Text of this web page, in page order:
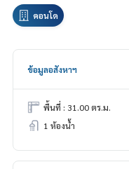
คอนโด
ข้อมูลอสังหาฯ
พื้นที่ : 31.00 ตร.ม.
1 ห้องน้ำ